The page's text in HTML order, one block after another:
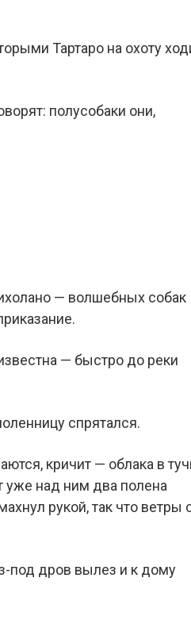
Тартаро на охоту
полусобаки они,
— волшебных собак
— быстро до реки
спрятался.
кричит — облака в
уже над ним два полена
рукой, так что ветры
под дров вылез и к дому